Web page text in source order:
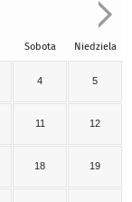
Sobota Niedziela
4 5
11 12
18 19